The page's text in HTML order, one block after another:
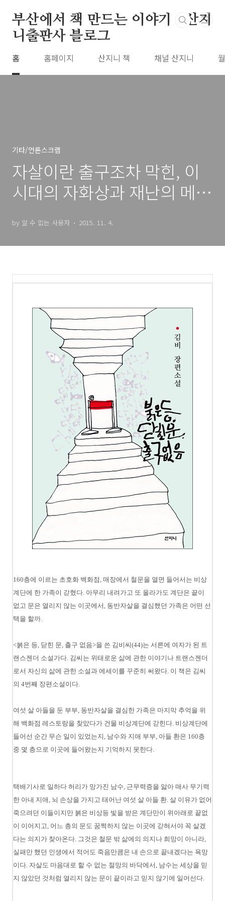
부산에서 책 만드는 이야기 : 산지
니출판사 블로그
홈 홈페이지 산지니 책 채널 산지니
기타/언론스크랩
자살이란 출구조차 막힌, 이
시대의 자화상과 재난의 메아
by 알 수 없는 사용자 2015. 11. 4.
160층에 이르는 초호화 백화점, 매장에서 철문을 열면 들어서는 비상
계단에 한 가족이 갇혔다. 아무리 내려가고 또 올라가도 계단은 끝이
없고 문은 열리지 않는 이곳에서, 동반자살을 결심했던 가족은 어떤 선
택을 할까.
<붉은 등, 닫힌 문, 출구 없음>을 쓴 김비씨(44)는 서른에 여자가 된 트
랜스젠더 소설가다. 김씨는 위태로운 삶에 관한 이야기나 트랜스젠더
로서 자신의 삶에 관한 소설과 에세이를 꾸준히 써왔다. 이 책은 김씨
의 4번째 장편소설이다.
여섯 살 아들을 둔 부부, 동반자살을 결심한 가족은 마지막 추억을 위
해 백화점 레스토랑을 찾았다가 건물 비상계단에 갇힌다. 비상계단에
들어선 순간 무슨 일이 있었는지, 남수와 지애 부부, 아들 환은 160층
중 몇 층으로 이곳에 들어왔는지 기억하지 못한다.
택배기사로 일하다 허리가 망가진 남수, 근무력증을 앓아 매사 무기력
한 아내 지애, 뇌 손상을 가지고 태어난 여섯 살 아들 환. 살 이유가 없어
죽으려던 이들이지만 붉은 비상등 빛을 받은 계단만이 위아래로 끝없
이 이어지고, 어느 층의 문도 꿈쩍하지 않는 이곳에 갇혀서야 꼭 살겠
다는 의지가 찾아온다. 그것은 철문 밖 삶에의 의지나 희망이 아니라,
실패만 했던 인생에서 적어도 죽음만큼은 내 손으로 끝내겠다는 욕망
이다. 자살도 마음대로 할 수 없는 절망의 바닥에서, 남수는 세상을 믿
지 않았던 것처럼 열리지 않는 문이 끝이라고 믿지 않기에 일어선다.